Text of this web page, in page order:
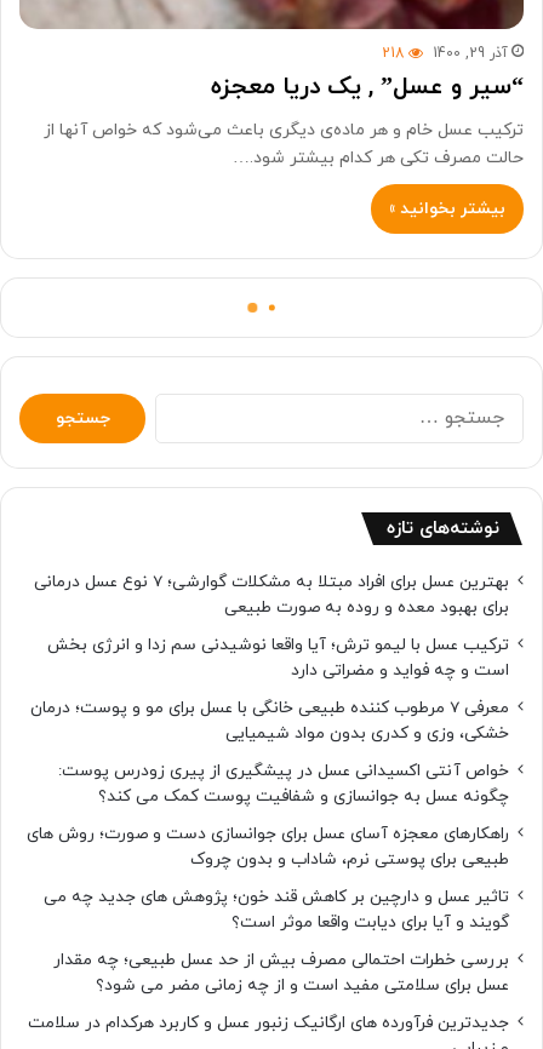
آذر 29, 1400 218
“سیر و عسل” , یک دریا معجزه
ترکیب عسل خام و هر ماده‌ی دیگری باعث می‌شود که خواص آنها از
حالت مصرف تکی هر کدام بیشتر شود.…
بیشتر بخوانید »
جستجو
برای:
نوشته‌های تازه
بهترین عسل برای افراد مبتلا به مشکلات گوارشی؛ 7 نوع عسل درمانی
برای بهبود معده و روده به صورت طبیعی
ترکیب عسل با لیمو ترش؛ آیا واقعا نوشیدنی سم زدا و انرژی بخش
است و چه فواید و مضراتی دارد
معرفی 7 مرطوب کننده طبیعی خانگی با عسل برای مو و پوست؛ درمان
خشکی، وزی و کدری بدون مواد شیمیایی
خواص آنتی اکسیدانی عسل در پیشگیری از پیری زودرس پوست:
چگونه عسل به جوانسازی و شفافیت پوست کمک می کند؟
راهکارهای معجزه آسای عسل برای جوانسازی دست و صورت؛ روش های
طبیعی برای پوستی نرم، شاداب و بدون چروک
تاثیر عسل و دارچین بر کاهش قند خون؛ پژوهش های جدید چه می
گویند و آیا برای دیابت واقعا موثر است؟
بررسی خطرات احتمالی مصرف بیش از حد عسل طبیعی؛ چه مقدار
عسل برای سلامتی مفید است و از چه زمانی مضر می شود؟
جدیدترین فرآورده های ارگانیک زنبور عسل و کاربرد هرکدام در سلامت